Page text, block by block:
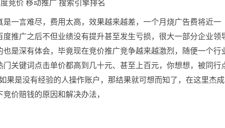
一言难尽，费用太高，效果越来越差，一个月烧广告费将近一
推广之后不但业绩没有提升甚至发生亏损，很大一部分企业领
是深有体会，毕竟现在竞价推广竞争越来越激烈，随便一个行
关键词点击单价都高到几十元、甚至上百元，你想想，被同行
果是没有经验的人操作账户，那结果就可想而知了，在这里杰
价赔钱的原因和解决办法，